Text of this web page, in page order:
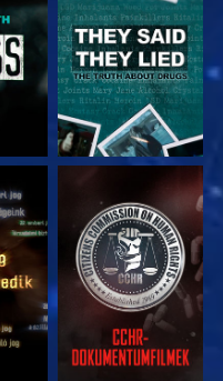
MŰSORNÉZÉS
MŰSORNÉZÉS